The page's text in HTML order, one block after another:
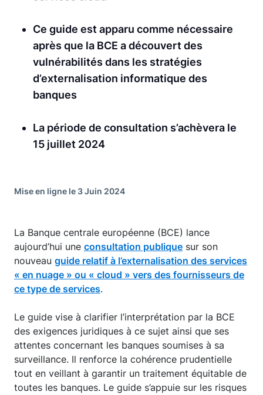
Ce guide est apparu comme nécessaire
après que la BCE a découvert des
vulnérabilités dans les stratégies
d’externalisation informatique des
banques
La période de consultation s’achèvera le
15 juillet 2024
Mise en ligne le 3 Juin 2024
La Banque centrale européenne (BCE) lance
aujourd’hui une consultation publique sur son
nouveau guide relatif à l’externalisation des services
« en nuage » ou « cloud » vers des fournisseurs de
ce type de services.
Le guide vise à clarifier l’interprétation par la BCE
des exigences juridiques à ce sujet ainsi que ses
attentes concernant les banques soumises à sa
surveillance. Il renforce la cohérence prudentielle
tout en veillant à garantir un traitement équitable de
toutes les banques. Le guide s’appuie sur les risques